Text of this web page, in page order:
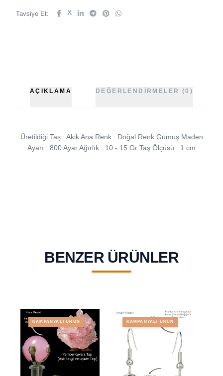
Tavsiye Et: X
AÇIKLAMA DEĞERLENDIRMELER (0)
Üretildiği Taş : Akik Ana Renk : Doğal Renk Gümüş Maden
Ayarı : 800 Ayar Ağırlık : 10 - 15 Gr Taş Ölçüsü : 1 cm
BENZER ÜRÜNLER
KAMPANYALI ÜRÜN KAMPANYALI ÜRÜN